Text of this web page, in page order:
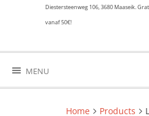
Diestersteenweg 106, 3680 Maaseik.
vanaf 50€!
MENU
Home Products